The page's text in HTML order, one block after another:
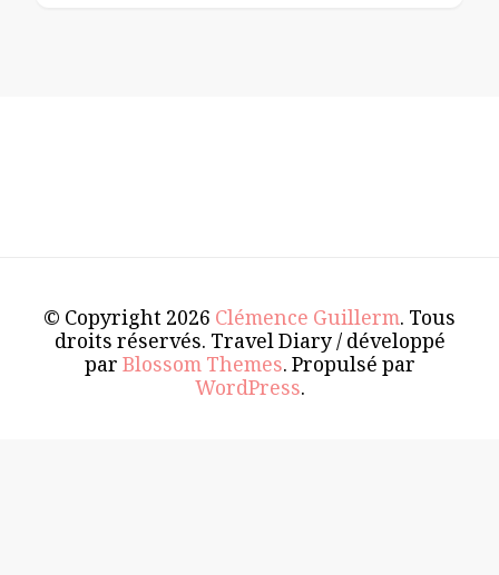
© Copyright 2026 Clémence Guillerm. Tous
droits réservés. Travel Diary / développé
parBlossom Themes. Propulsé par
WordPress.